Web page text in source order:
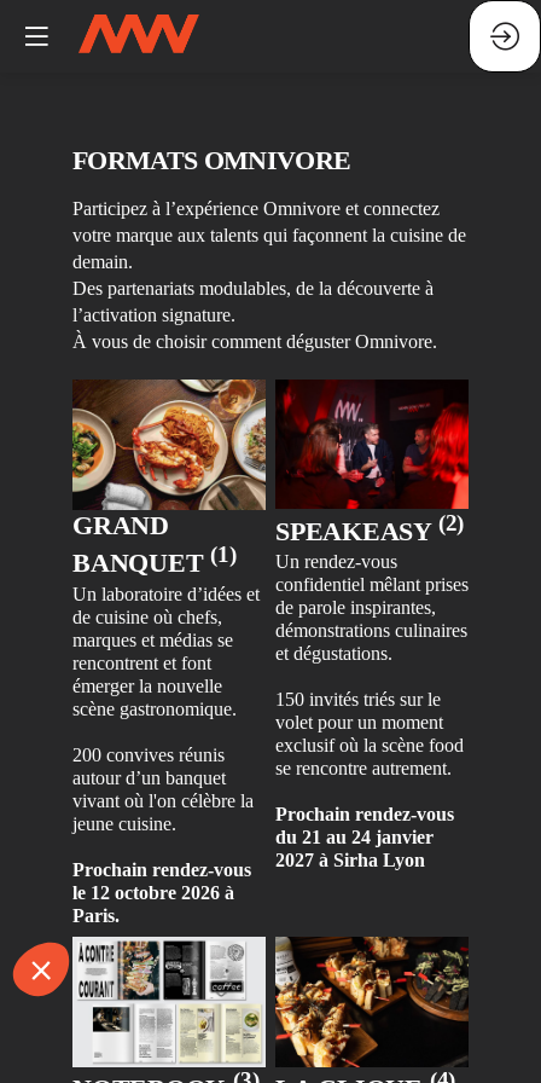
FORMATS OMNIVORE
Participez à l’expérience Omnivore et connectez
votre marque aux talents qui façonnent la cuisine de
demain.
Des partenariats modulables, de la découverte à
l’activation signature.
À vous de choisir comment déguster Omnivore.
GRAND
BANQUET(1)
Un laboratoire d’idées et
de cuisine où chefs,
marques et médias se
rencontrent et font
émerger la nouvelle
200 convives réunis
autour d’un banquet
vivant où l'on célèbre la
Prochain rendez-vous
le 12 octobre 2026 à
Paris.
SPEAKEASY (2)
Un rendez-vous
confidentiel mêlant prises
de parole inspirantes,
démonstrations culinaires
et dégustations.
150 invités triés sur le
volet pour un moment
exclusif où la scène food
se rencontre autrement.
Prochain rendez-vous
du 21 au 24 janvier
2027 à Sirha Lyon